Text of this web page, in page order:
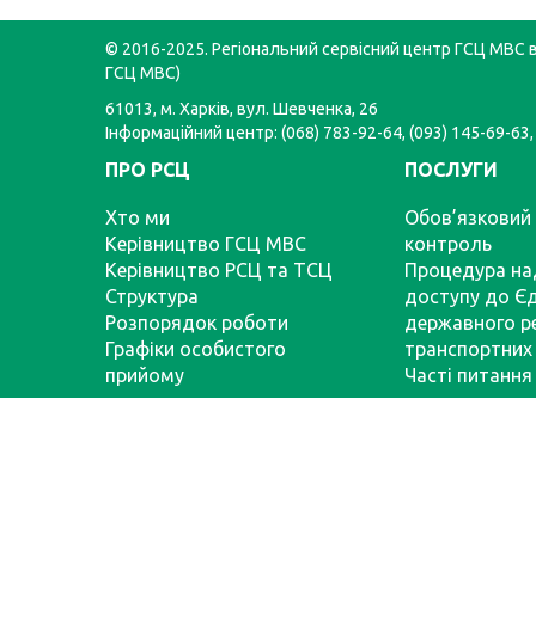
© 2016-2025. Регіональний сервісний центр ГСЦ МВС в
ГСЦ МВС)
61013, м. Харків, вул. Шевченка, 26
Інформаційний центр: (068) 783-92-64, (093) 145-69-
ПРО РСЦ
Хто ми
Керівництво ГСЦ МВС
Керівництво РСЦ та ТСЦ
Структура
Розпорядок роботи
Графіки особистого
прийому
ПОСЛУГИ
Обов’язковий
контроль
Процедура
доступу до
державного
транспортних
Часті питання